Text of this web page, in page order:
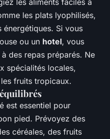
les plats lyophilisés,
énergétiques. Si vous
ou un hotel, vous
des repas préparés. Ne
spécialités locales,
fruits tropicaux.
est essentiel pour
pied. Prévoyez des
céréales, des fruits